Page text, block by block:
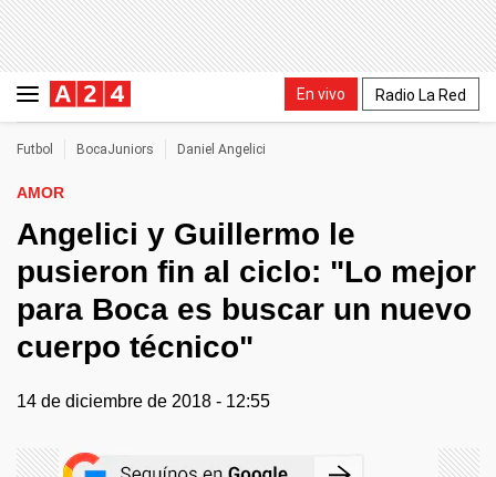
En vivo Radio La Red
Futbol BocaJuniors Daniel Angelici
AMOR
Angelici y Guillermo le
pusieron fin al ciclo: "Lo mejor
para Boca es buscar un nuevo
cuerpo técnico"
14 de diciembre de 2018 - 12:55